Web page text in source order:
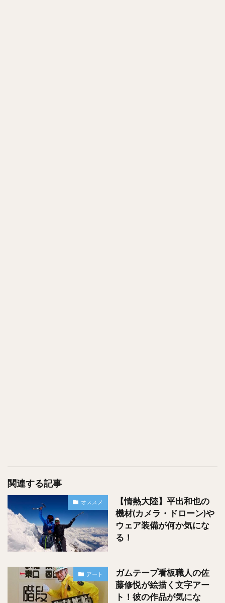
関連する記事
オススメ
【情熱大陸】平出和也の
機材(カメラ・ドローン)や
ウェア装備が何か気にな
る！
アート
ガムテープ看板職人の佐
藤修悦が絵描く文字アー
ト！彼の作品が気にな